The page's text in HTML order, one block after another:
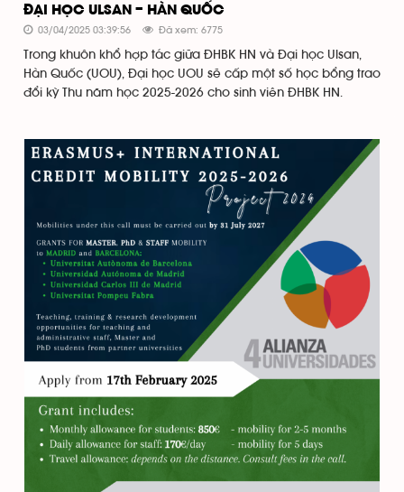
ĐẠI HỌC ULSAN – HÀN QUỐC
03/04/2025 03:39:56 Đã xem: 6775
Trong khuôn khổ hợp tác giữa ĐHBK HN và Đại học Ulsan,
Hàn Quốc (UOU), Đại học UOU sẽ cấp một số học bổng trao
đổi kỳ Thu năm học 2025-2026 cho sinh viên ĐHBK HN.